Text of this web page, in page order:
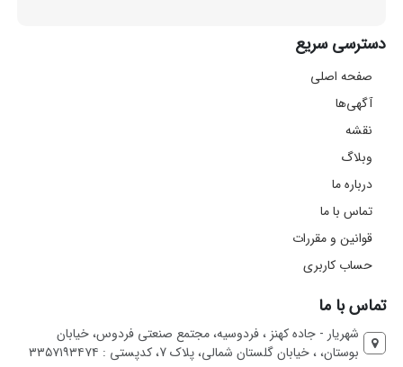
دسترسی سریع
صفحه اصلی
آگهی‌ها
نقشه
وبلاگ
درباره ما
تماس با ما
قوانین و مقررات
حساب کاربری
تماس با ما
شهریار - جاده کهنز ، فردوسیه، مجتمع صنعتی فردوس، خیابان
بوستان، ، خیابان گلستان شمالی، پلاک 7، کدپستی : ۳۳۵۷۱۹۳۴۷۴